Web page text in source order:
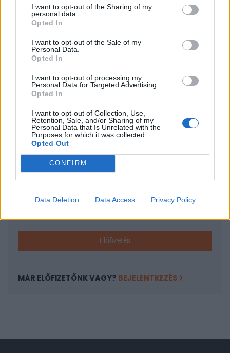
I want to opt-out of the Sharing of my
personal data.
Opted In
I want to opt-out of the Sale of my
Personal Data.
Opted In
I want to opt-out of processing my
Personal Data for Targeted Advertising.
Opted In
I want to opt-out of Collection, Use,
Retention, Sale, and/or Sharing of my
Personal Data that Is Unrelated with the
Purposes for which it was collected.
Opted Out
CONFIRM
Data Deletion Data Access Privacy Policy
Amint az alábbi hivatalos összesítésből látszik: a 25-re nőtt
fertőzött mellett tegnaphoz hasonlóan továbbra is csak 1
karanténban lévők száma, az elvégzett tesztek száma
pedig 858-re ugrott. Az adatok frissítésével párhuzamosan
amiben csak azt közlik, hogy ezúttal...
KEDVES OLVASÓNK!
A keresett cikk a portfolio.hu hírarchívumához
tartozik, melynek olvasása előfizetéses
regisztrációhoz kötött.
Kötéslisták: BÉT elmúlt 2 év napon belüli
Előfizetés
MÁR ELŐFIZETŐNK VAGY? BEJELENTKEZÉS